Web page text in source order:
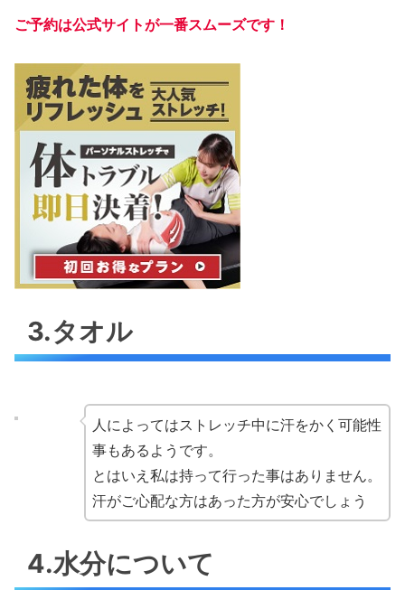
ご予約は公式サイトが一番スムーズです！
3.タオル
人によってはストレッチ中に汗をかく可能性
事もあるようです。
とはいえ私は持って行った事はありません。
汗がご心配な方はあった方が安心でしょう
4.水分について